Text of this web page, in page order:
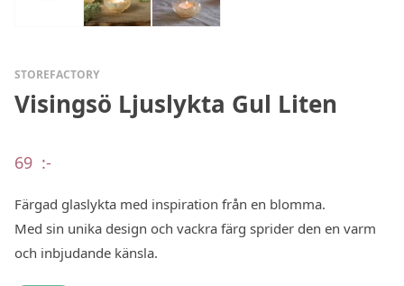
STOREFACTORY
Visingsö Ljuslykta Gul Liten
69 :-
Färgad glaslykta med inspiration från en blomma.
Med sin unika design och vackra färg sprider den en varm
och inbjudande känsla.